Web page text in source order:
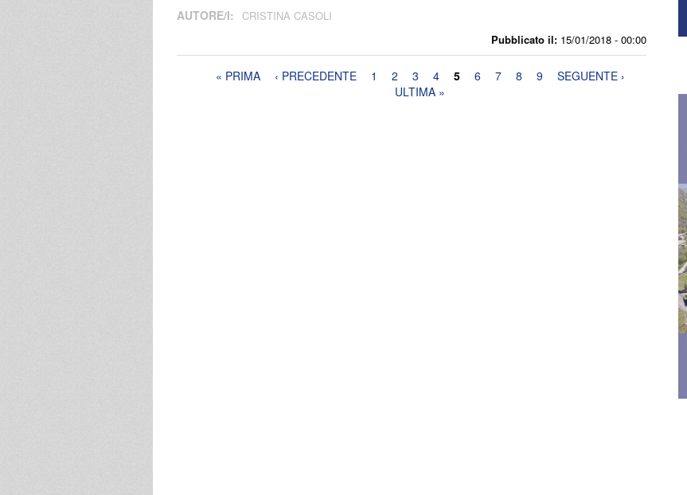
Pubblicato il: 15/01/2018 - 00:00
AUTORE/I: CRISTINA CASOLI
Pagine« PRIMA ‹ PRECEDENTE 1 2 3 4 5 6 7 8 9
SEGUENTE ›
ULTIMA »